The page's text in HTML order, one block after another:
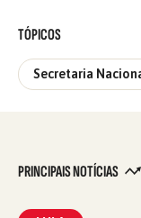
TÓPICOS
Secretaria
PRINCIPAIS NOTÍCIAS